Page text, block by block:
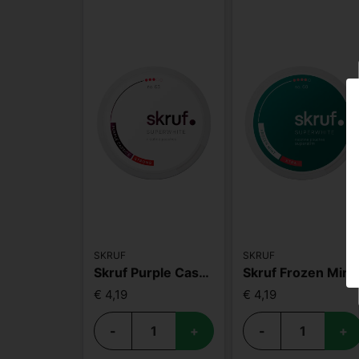
SKRUF
Skruf Purple Cassic S3
€ 4,19
- +
SKRUF
€ 4,19
- +